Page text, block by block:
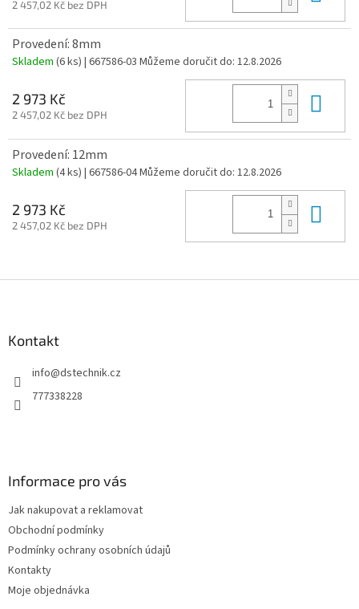
2 457,02 Kč bez DPH
Provedení: 8mm
Skladem (6 ks) | 667586-03 Můžeme doručit do: 12.8.2026
2 973 Kč
2 457,02 Kč bez DPH
Provedení: 12mm
Skladem (4 ks) | 667586-04Můžeme doručit do: 12.8.2026
2 973 Kč
2 457,02 Kč bez DPH
Kontakt
info@dstechnik.cz
777338228
Informace pro vás
Jak nakupovat a reklamovat
Obchodní podmínky
Podmínky ochrany osobních údajů
Kontakty
Moje objednávka